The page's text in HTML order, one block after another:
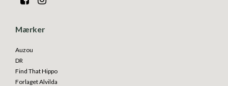
Mærker
Auzou
DR
Find That Hippo
Forlaget Alvilda